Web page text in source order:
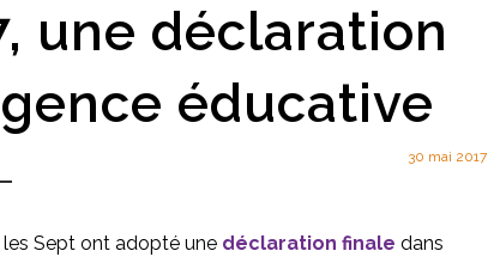
une déclaration
éducative
30 mai 2017
les Sept ont adopté une déclaration finale dans